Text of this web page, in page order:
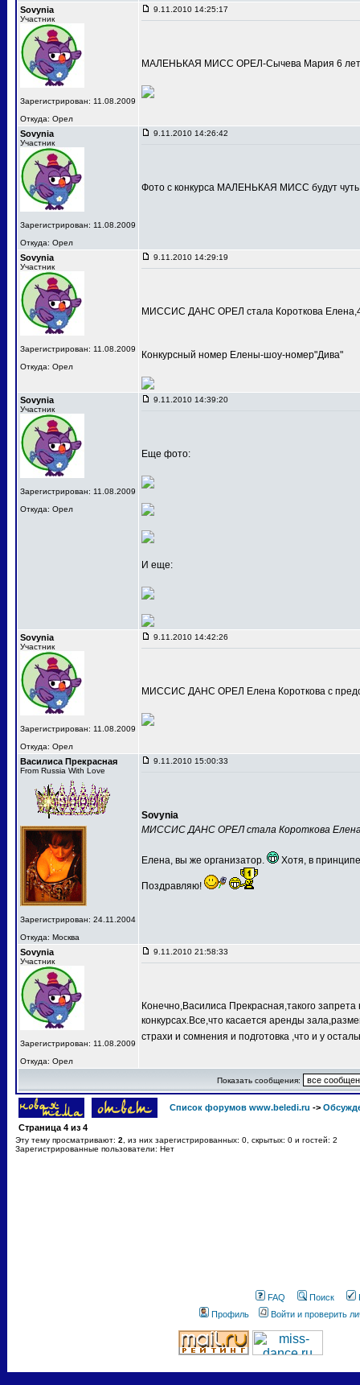
Sovynia
Участник
Зарегистрирован: 11.08.2009
Откуда: Орел
9.11.2010 14:25:17
МАЛЕНЬКАЯ МИСС ОРЕЛ-Сычева Мария 6
Sovynia
Участник
Зарегистрирован: 11.08.2009
Откуда: Орел
9.11.2010 14:26:42
Фото с конкурса МАЛЕНЬКАЯ МИСС будут
Sovynia
Участник
Зарегистрирован: 11.08.2009
Откуда: Орел
9.11.2010 14:29:19
МИССИС ДАНС ОРЕЛ стала Короткова
Конкурсный номер Елены-шоу-номер"Дива"
Sovynia
Участник
Зарегистрирован: 11.08.2009
Откуда: Орел
9.11.2010 14:39:20
Еще фото:
И еще:
Sovynia
Участник
Зарегистрирован: 11.08.2009
Откуда: Орел
9.11.2010 14:42:26
МИССИС ДАНС ОРЕЛ Елена Короткова с
Василиса Прекрасная
From Russia With Love
Зарегистрирован: 24.11.2004
Откуда: Москва
9.11.2010 15:00:33
Sovynia
МИССИС ДАНС ОРЕЛ стала Короткова
Елена, вы же организатор. Хотя, в
Поздравляю!
Sovynia
Участник
Зарегистрирован: 11.08.2009
Откуда: Орел
9.11.2010 21:58:33
Конечно,Василиса Прекрасная,такого
конкурсах.Все,что касается аренды
страхи и сомнения и подготовка ,что и у
Показать сообщения:
Список форумов www.beledi.ru ->
Страница 4 из 4
Эту тему просматривают: 2 , из них зарегистрированных: 0, скрытых: 0 и гостей: 2
Зарегистрированные пользователи: Нет
FAQ Поиск
Профиль
Войти и проверить